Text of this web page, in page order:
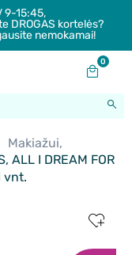
9-15:45,
DROGAS kortelės?
nemokamai!
0
Makiažui,
ALL I DREAM FOR
vnt.